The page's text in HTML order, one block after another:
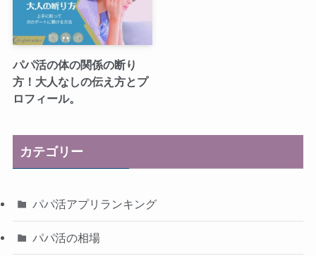
パパ活の体の関係の断り
方！大人なしの伝え方とプ
ロフィール。
カテゴリー
パパ活アプリランキング
パパ活の相場